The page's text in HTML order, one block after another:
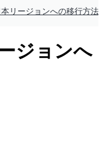
リージョンへの移行方法
ジョンへ